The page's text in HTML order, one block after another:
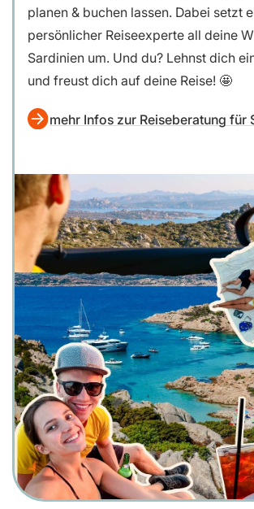
planen & buchen lassen. Dabei setzt
persönlicher Reiseexperte all deine
Sardinien um. Und du? Lehnst dich
und freust dich auf deine Reise! 🤩
mehr Infos zur Reiseberatung für